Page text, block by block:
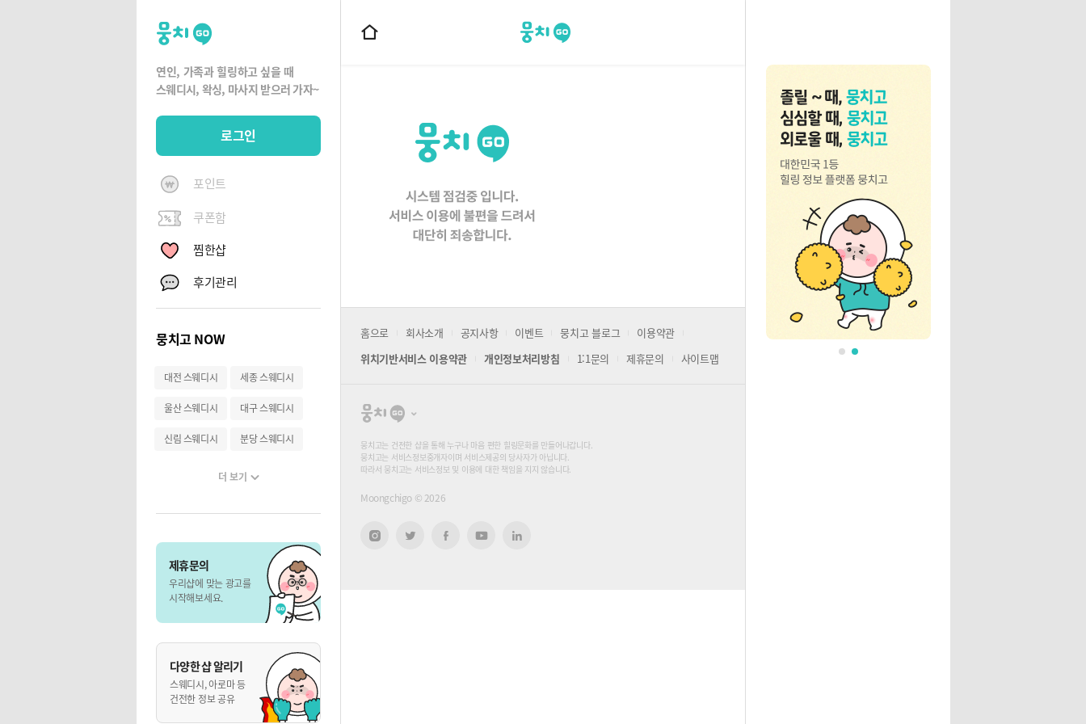
뭉
치
고
연인, 가족과 힐링하고 싶을 때
스웨디시, 왁싱, 마사지 받으러 가자~
로그인
포인트
쿠폰함
찜한샵
후기관리
뭉치고 NOW
대전 스웨디시 세종 스웨디시
울산 스웨디시 대구 스웨디시
신림 스웨디시 분당 스웨디시
더 보기
제휴문의
우리샵에 맞는 광고를
시작해보세요.
다양한 샵 알리기
스웨디시, 아로마 등
건전한 정보 공유
뭉치고
홈
홈으로 회사소개 공지사항 이벤트 뭉치고 블로그
이용약관
위치기반서비스 이용약관
개인정보처리방침 1:1문의 제휴문의 사이트맵
뭉
고
뭉치고는 건전한 샵을 통해 누구나 마음 편한 힐링문화를 만들어나갑니다.
뭉치고는 서비스정보중개자이며 서비스제공의 당사자가 아닙니다.
따라서 뭉치고는 서비스정보 및 이용에 대한 책임을 지지 않습니다.
Moongchigo © 2026